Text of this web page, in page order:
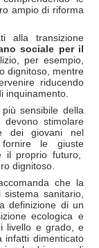
ampio di riforma
alla transizione
sociale per il
per esempio,
dignitoso, mentre
riducendo
inquinamento.
sensibile della
devono stimolare
dei giovani nel
le giuste
il proprio futuro,
dignitoso.
che la
sanitario,
definizione di un
ecologica e
livello e grado, e
infatti dimenticato